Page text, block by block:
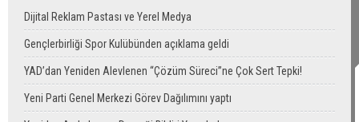
Dijital Reklam Pastası ve Yerel Medya
Gençlerbirliği Spor Kulübünden açıklama geldi
YAD’dan Yeniden Alevlenen “Çözüm Süreci”ne Çok Sert Tepki!
Yeni Parti Genel Merkezi Görev Dağılımını yaptı